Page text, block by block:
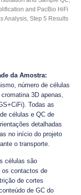
da Amostra:
número de células
3D apenas,
Todas as
células e QC de
detalhadas
no início do projeto
o transporte.
células são
os contactos de
de cortes
de GC do